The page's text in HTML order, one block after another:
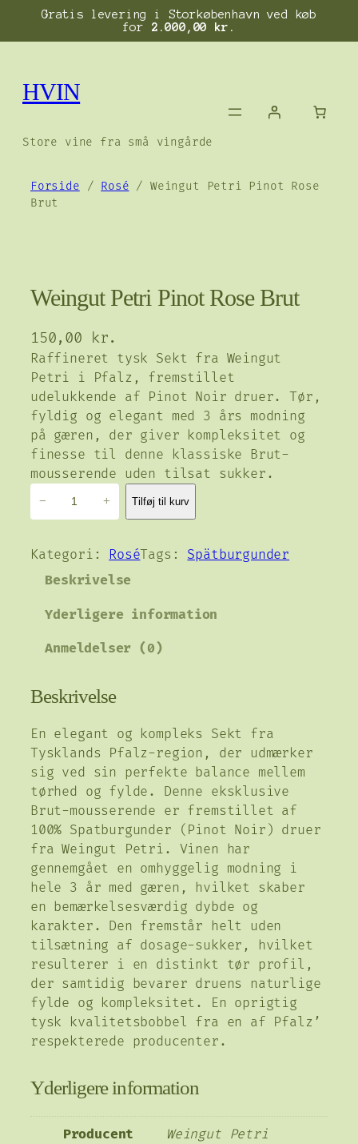
indhold
HVIN
Store vine fra små vingårde
Forside / Rosé / Weingut Petri Pinot Rose
Brut
Weingut Petri Pinot Rose Brut
150,00 kr.
Raffineret tysk Sekt fra Weingut
Petri i Pfalz, fremstillet
udelukkende af Pinot Noir druer. Tør,
fyldig og elegant med 3 års modning
på gæren, der giver kompleksitet og
finesse til denne klassiske Brut-
mousserende uden tilsat sukker.
n
i
i
n
o
t
R
o
s
e
B
r
u
t
a
n
t
a
l
− + Tilføj til kurv
Kategori: RoséTags: Spätburgunder
Beskrivelse
Yderligere information
Anmeldelser (0)
Beskrivelse
En elegant og kompleks Sekt fra
Tysklands Pfalz-region, der udmærker
sig ved sin perfekte balance mellem
tørhed og fylde. Denne eksklusive
Brut-mousserende er fremstillet af
100% Spatburgunder (Pinot Noir) druer
fra Weingut Petri. Vinen har
gennemgået en omhyggelig modning i
hele 3 år med gæren, hvilket skaber
en bemærkelsesværdig dybde og
karakter. Den fremstår helt uden
tilsætning af dosage-sukker, hvilket
resulterer i en distinkt tør profil,
der samtidig bevarer druens naturlige
fylde og kompleksitet. En oprigtig
tysk kvalitetsbobbel fra en af Pfalz’
respekterede producenter.
Yderligere information
Producent Weingut Petri
Gratis levering i Storkøbenhavn ved køb
for 2.000,00 kr.